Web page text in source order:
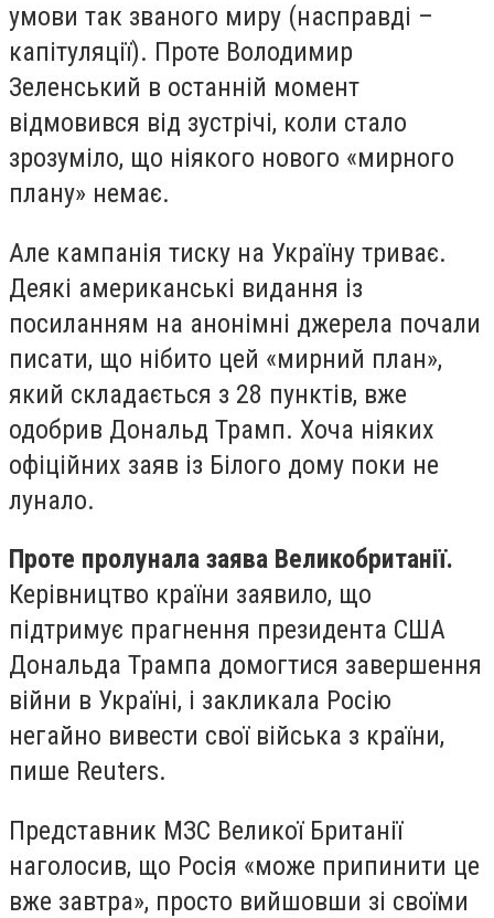
умови так званого миру (насправді –
капітуляції). Проте Володимир
Зеленський в останній момент
відмовився від зустрічі, коли стало
зрозуміло, що ніякого нового «мирного
плану» немає.
Але кампанія тиску на Україну триває.
Деякі американські видання із
посиланням на анонімні джерела почали
писати, що нібито цей «мирний план»,
який складається з 28 пунктів, вже
одобрив Дональд Трамп. Хоча ніяких
офіційних заяв із Білого дому поки не
лунало.
Проте пролунала заява Великобританії.
Керівництво країни заявило, що
підтримує прагнення президента США
Дональда Трампа домогтися завершення
війни в Україні, і закликала Росію
негайно вивести свої війська з країни,
пише Reuters.
Представник МЗС Великої Британії
наголосив, що Росія «може припинити це
вже завтра», просто вийшовши зі своїми